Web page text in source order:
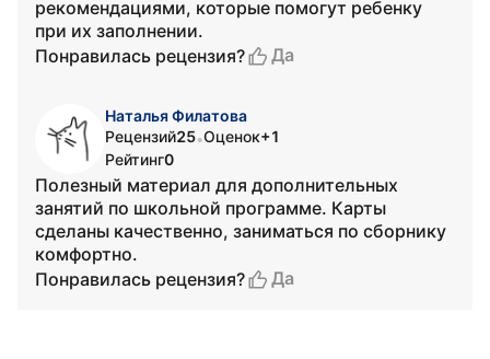
рекомендациями, которые помогут ребенку
при их заполнении.
Понравилась рецензия?
Да
Наталья Филатова
Рецензий25•Оценок+1
Рейтинг0
Полезный материал для дополнительных
занятий по школьной программе. Карты
сделаны качественно, заниматься по сборнику
комфортно.
Понравилась рецензия?
Да